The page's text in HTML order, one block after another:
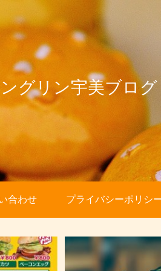
グリン宇美ブログ
合わせ プライバシーポリシ